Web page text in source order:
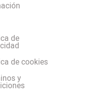
de
de cookies
y